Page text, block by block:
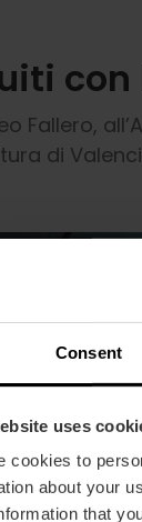
Consent
uses
cookies to
about your
that
Fallero,
di